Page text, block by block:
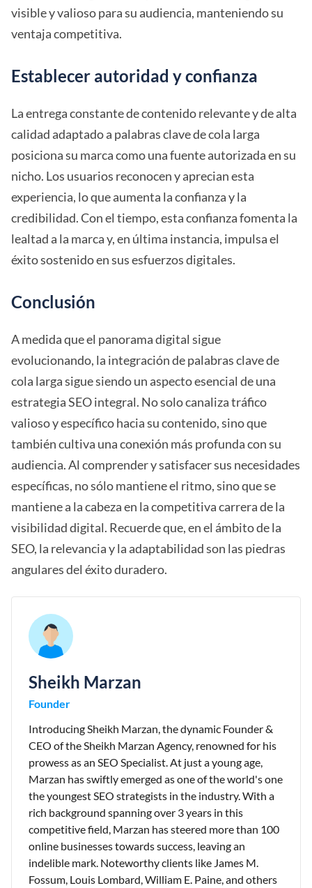
visible y valioso para su audiencia, manteniendo su
ventaja competitiva.
Establecer autoridad y confianza
La entrega constante de contenido relevante y de alta
calidad adaptado a palabras clave de cola larga
posiciona su marca como una fuente autorizada en su
nicho. Los usuarios reconocen y aprecian esta
experiencia, lo que aumenta la confianza y la
credibilidad. Con el tiempo, esta confianza fomenta la
lealtad a la marca y, en última instancia, impulsa el
éxito sostenido en sus esfuerzos digitales.
Conclusión
A medida que el panorama digital sigue
evolucionando, la integración de palabras clave de
cola larga sigue siendo un aspecto esencial de una
estrategia SEO integral. No solo canaliza tráfico
valioso y específico hacia su contenido, sino que
también cultiva una conexión más profunda con su
audiencia. Al comprender y satisfacer sus necesidades
específicas, no sólo mantiene el ritmo, sino que se
mantiene a la cabeza en la competitiva carrera de la
visibilidad digital. Recuerde que, en el ámbito de la
SEO, la relevancia y la adaptabilidad son las piedras
angulares del éxito duradero.
Sheikh Marzan
Founder
Introducing Sheikh Marzan, the dynamic Founder &
CEO of the Sheikh Marzan Agency, renowned for his
prowess as an SEO Specialist. At just a young age,
Marzan has swiftly emerged as one of the world's one
the youngest SEO strategists in the industry. With a
rich background spanning over 3 years in this
competitive field, Marzan has steered more than 100
online businesses towards success, leaving an
indelible mark. Noteworthy clients like James M.
Fossum, Louis Lombard, William E. Paine, and others